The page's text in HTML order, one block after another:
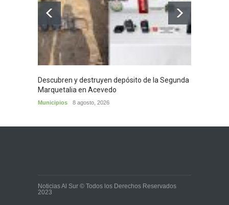
Descubren y destruyen depósito de la Segunda
Marquetalia en Acevedo
Municipios 8 agosto, 2026
Noticias Al Sur © Todos los Derechos Reservados
2023